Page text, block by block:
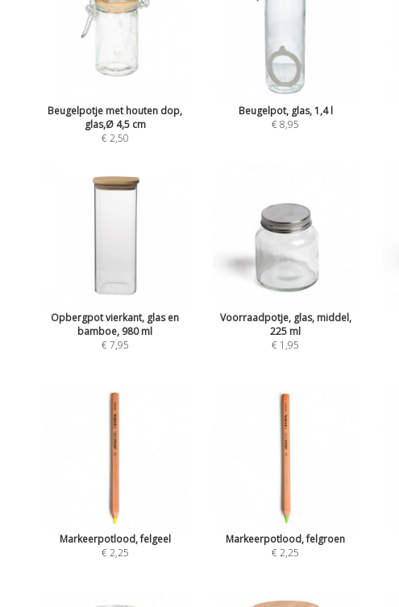
Beugelpotje met houten dop,
glas,Ø 4,5 cm
€ 2,50
Beugelpot, glas, 1,4 l
€ 8,95
Opbergpot vierkant, glas en
bamboe, 980 ml
€ 7,95
Voorraadpotje, glas, middel,
225 ml
€ 1,95
Markeerpotlood, felgeel
€ 2,25
Markeerpotlood, felgroen
€ 2,25